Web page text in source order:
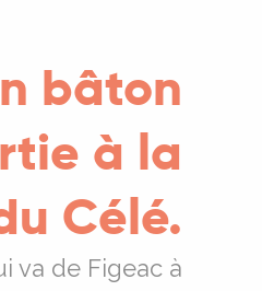
bâton
à la
Célé.
va de Figeac à